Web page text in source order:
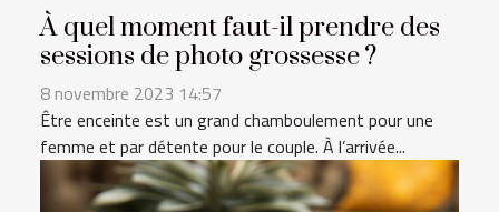
À quel moment faut-il prendre des
sessions de photo grossesse ?
8 novembre 2023 14:57
Être enceinte est un grand chamboulement pour une
femme et par détente pour le couple. À l’arrivée...